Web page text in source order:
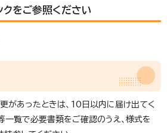
をご参照ください
があったときは、10日以内に届け出てく
一覧で必要書類をご確認のうえ、様式を